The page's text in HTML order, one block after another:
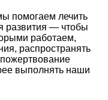
помогаем лечить
развития — чтобы
работаем,
распространять
выполнять наши